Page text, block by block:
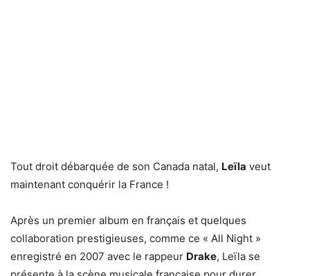
Tout droit débarquée de son Canada natal, Leïla veut
maintenant conquérir la France !
Après un premier album en français et quelques
collaboration prestigieuses, comme ce « All Night »
enregistré en 2007 avec le rappeur Drake, Leïla se